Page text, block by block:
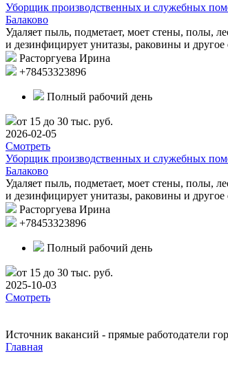
Уборщик производственных и служебных
Балаково
Удаляет пыль, подметает, моет стены, полы,
и дезинфицирует унитазы, раковины и другое
Расторгуева Ирина
+78453323896
Полный рабочий день
от 15 до 30 тыс. руб.
2026-02-05
Смотреть
Уборщик производственных и служебных
Балаково
Удаляет пыль, подметает, моет стены, полы,
и дезинфицирует унитазы, раковины и другое
Расторгуева Ирина
+78453323896
Полный рабочий день
от 15 до 30 тыс. руб.
2025-10-03
Смотреть
Источник вакансий - прямые работодатели
Главная